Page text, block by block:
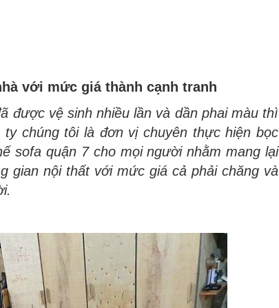
với mức giá thành cạnh tranh
được vệ sinh nhiều lần và dần phai màu thì
chúng tôi là đơn vị chuyên thực hiện bọc
sofa quận 7 cho mọi người nhằm mang lại
gian nội thất với mức giá cả phải chăng và